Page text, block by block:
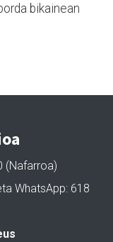
bikainean
(Nafarroa)
WhatsApp: 618